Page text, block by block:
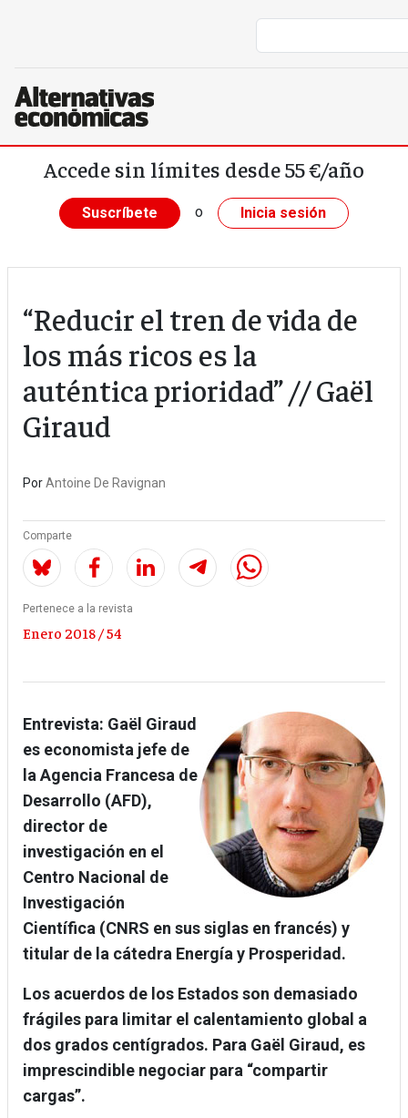
Pasar al contenido principal
Accede sin límites desde 55 €/año
Suscríbete o Inicia sesión
“Reducir el tren de vida de
los más ricos es la
auténtica prioridad” // Gaël
Giraud
PorAntoine De Ravignan
Comparte
Pertenece a la revista
Enero 2018 / 54
Entrevista: Gaël Giraud
es economista jefe de
la Agencia Francesa de
Desarrollo (AFD),
director de
investigación en el
Centro Nacional de
Investigación
Científica (CNRS en sus siglas en francés) y
titular de la cátedra Energía y Prosperidad.
Los acuerdos de los Estados son demasiado
frágiles para limitar el calentamiento global a
dos grados centígrados. Para Gaël Giraud, es
imprescindible negociar para “compartir
cargas”.